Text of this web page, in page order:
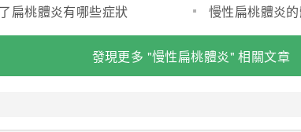
扁桃體炎有哪些症狀
慢性扁桃體炎
發現更多 "慢性扁桃體炎" 相關文章